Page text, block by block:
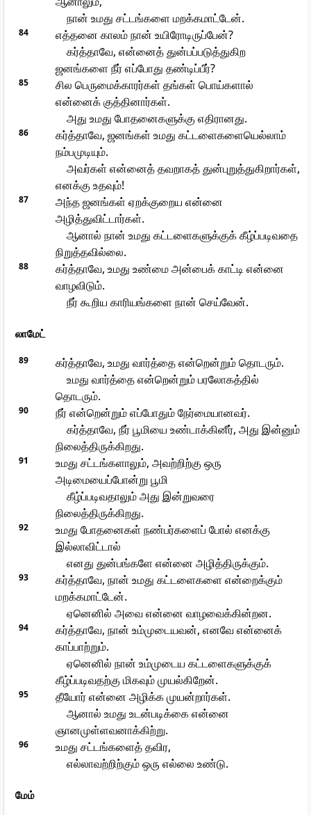
நான் உமது சட்டங்களை மறக்கமாட்டேன்.
84
எத்தனை காலம் நான் உயிரோடிருப்பேன்?
கர்த்தாவே, என்னைத் துன்பப்படுத்துகிற
ஜனங்களை நீர் எப்போது தண்டிப்பீர்?
85
சில பெருமைக்காரர்கள் தங்கள் பொய்களால்
என்னைக் குத்தினார்கள்.
அது உமது போதனைகளுக்கு எதிரானது.
86
கர்த்தாவே, ஜனங்கள் உமது கட்டளைகளையெல்லாம்
நம்பமுடியும்.
அவர்கள் என்னைத் தவறாகத் துன்புறுத்துகிறார்கள்,
எனக்கு உதவும்!
87
அந்த ஜனங்கள் ஏறக்குறைய என்னை
அழித்துவிட்டார்கள்.
ஆனால் நான் உமது கட்டளைகளுக்குக் கீழ்ப்படிவதை
நிறுத்தவில்லை.
88
கர்த்தாவே, உமது உண்மை அன்பைக் காட்டி என்னை
வாழவிடும்.
நீர் கூறிய காரியங்களை நான் செய்வேன்.
லாமேட்
89
கர்த்தாவே, உமது வார்த்தை என்றென்றும் தொடரும்.
உமது வார்த்தை என்றென்றும் பரலோகத்தில்
தொடரும்.
90
நீர் என்றென்றும் எப்போதும் நேர்மையானவர்.
கர்த்தாவே, நீர் பூமியை உண்டாக்கினீர், அது இன்னும்
நிலைத்திருக்கிறது.
91
உமது சட்டங்களாலும், அவற்றிற்கு ஒரு
அடிமையைப்போன்று பூமி
கீழ்ப்படிவதாலும் அது இன்றுவரை
நிலைத்திருக்கிறது.
92
உமது போதனைகள் நண்பர்களைப் போல் எனக்கு
இல்லாவிட்டால்
எனது துன்பங்களே என்னை அழித்திருக்கும்.
93
கர்த்தாவே, நான் உமது கட்டளைகளை என்றைக்கும்
மறக்கமாட்டேன்.
ஏனெனில் அவை என்னை வாழவைக்கின்றன.
94
கர்த்தாவே, நான் உம்முடையவன், எனவே என்னைக்
காப்பாற்றும்.
ஏனெனில் நான் உம்முடைய கட்டளைகளுக்குக்
கீழ்ப்படிவதற்கு மிகவும் முயல்கிறேன்.
95
தீயோர் என்னை அழிக்க முயன்றார்கள்.
ஆனால் உமது உடன்படிக்கை என்னை
ஞானமுள்ளவனாக்கிற்று.
96
உமது சட்டங்களைத் தவிர,
எல்லாவற்றிற்கும் ஒரு எல்லை உண்டு.
மேம்